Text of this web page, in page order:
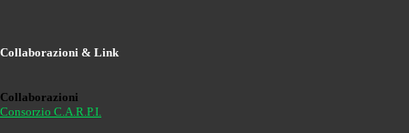
Collaborazioni & Link
Collaborazioni
Consorzio C.A.R.P.I.